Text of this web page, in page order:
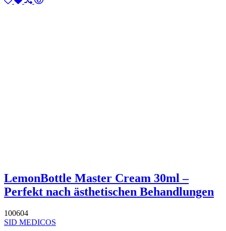
LemonBottle Master Cream 30ml –
Perfekt nach ästhetischen Behandlungen
100604
SID MEDICOS